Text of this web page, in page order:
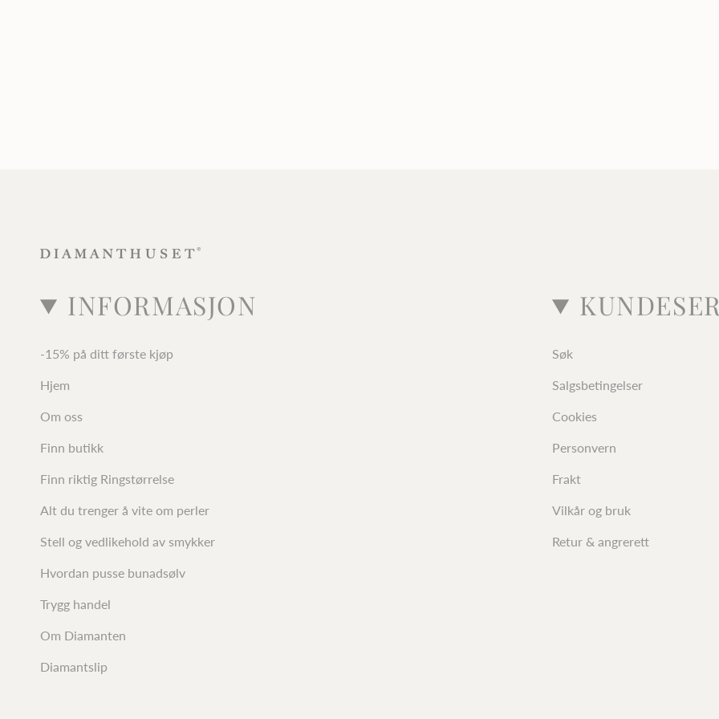
INFORMASJON
-15% på ditt første kjøp
Hjem
Om oss
Finn butikk
Finn riktig Ringstørrelse
Alt du trenger å vite om perler
Stell og vedlikehold av smykker
Hvordan pusse bunadsølv
Trygg handel
Om Diamanten
Diamantslip
Søk
Salgsbetingelser
Cookies
Personvern
Frakt
Vilkår og bruk
Retur & angrerett